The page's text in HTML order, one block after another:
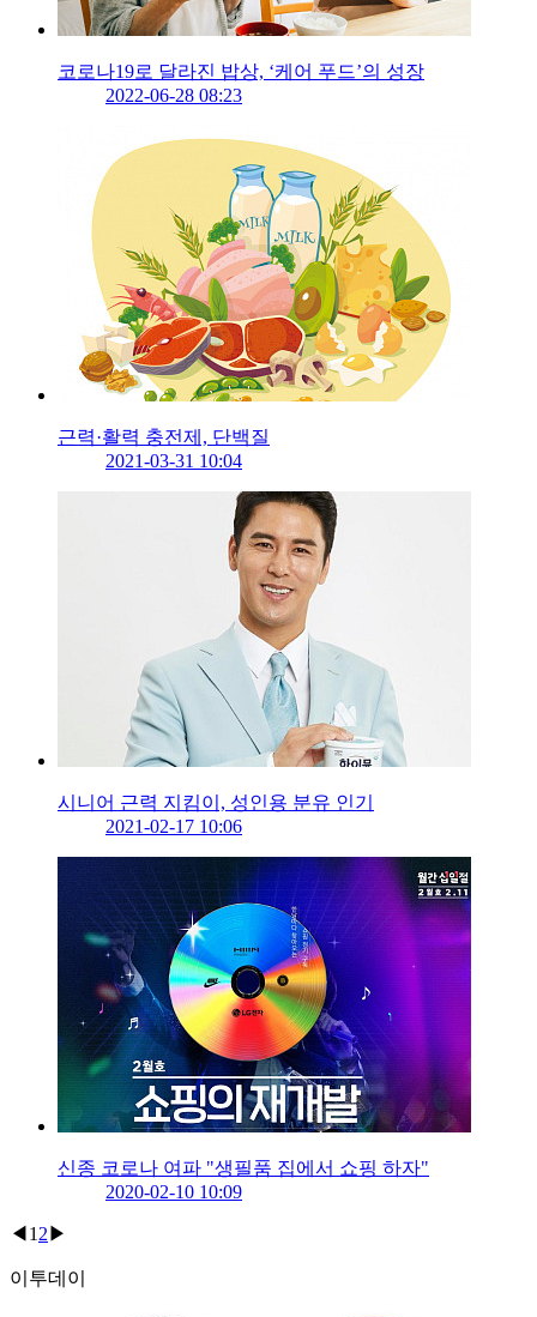
코로나19로 달라진 밥상, ‘케어 푸드’의 성장
2022-06-28 08:23
근력·활력 충전제, 단백질
2021-03-31 10:04
시니어 근력 지킴이, 성인용 분유 인기
2021-02-17 10:06
신종 코로나 여파 "생필품 집에서 쇼핑 하자"
2020-02-10 10:09
◀ 1 2 ▶
이투데이